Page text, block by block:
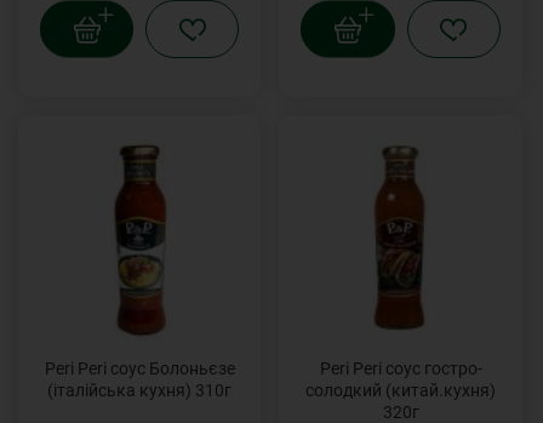
Peri Peri соус Болоньєзе
(італійська кухня) 310г
Peri Peri соус гостро-
солодкий (китай.кухня)
320г